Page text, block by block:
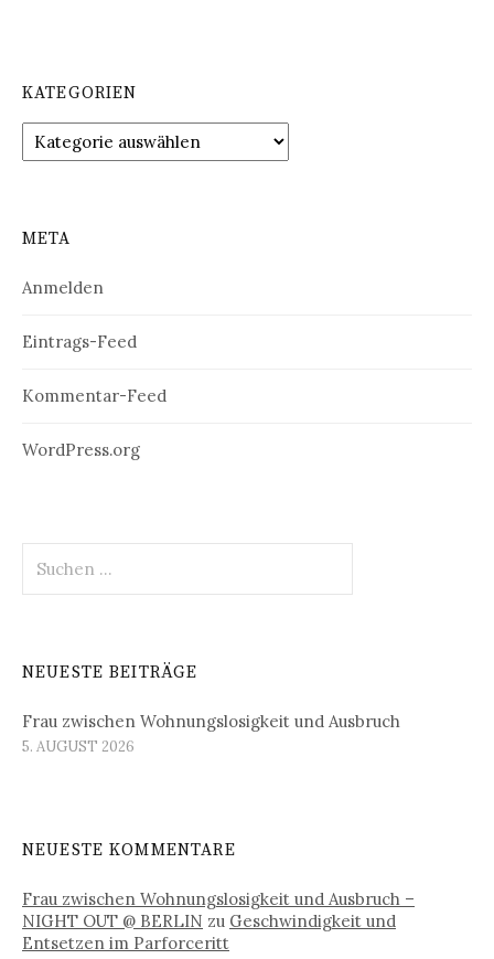
KATEGORIEN
Kategorien
META
Anmelden
Eintrags-Feed
Kommentar-Feed
WordPress.org
nach:
NEUESTE BEITRÄGE
Frau zwischen Wohnungslosigkeit und Ausbruch
5. AUGUST 2026
NEUESTE KOMMENTARE
Frau zwischen Wohnungslosigkeit und Ausbruch –
NIGHT OUT @ BERLIN zu Geschwindigkeit und
Entsetzen im Parforceritt